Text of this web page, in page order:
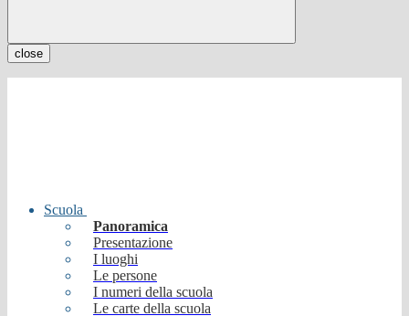
close
Scuola
Panoramica
Presentazione
I luoghi
Le persone
I numeri della scuola
Le carte della scuola